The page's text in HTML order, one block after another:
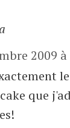
2009
que